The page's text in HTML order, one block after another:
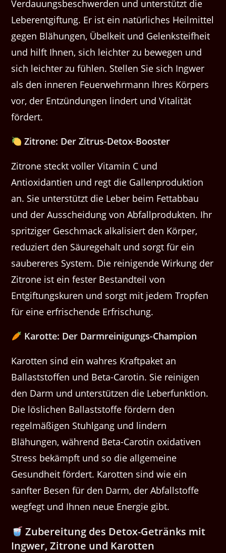
Verdauungsbeschwerden und unterstützt die
Leberentgiftung. Er ist ein natürliches Heilmittel
gegen Blähungen, Übelkeit und Gelenksteifheit
und hilft Ihnen, sich leichter zu bewegen und
sich leichter zu fühlen. Stellen Sie sich Ingwer
als den inneren Feuerwehrmann Ihres Körpers
vor, der Entzündungen lindert und Vitalität
fördert.
Zitrone: Der Zitrus-Detox-Booster
Zitrone steckt voller Vitamin C und
Antioxidantien und regt die Gallenproduktion
an. Sie unterstützt die Leber beim Fettabbau
und der Ausscheidung von Abfallprodukten. Ihr
spritziger Geschmack alkalisiert den Körper,
reduziert den Säuregehalt und sorgt für ein
saubereres System. Die reinigende Wirkung der
Zitrone ist ein fester Bestandteil von
Entgiftungskuren und sorgt mit jedem Tropfen
für eine erfrischende Erfrischung.
Karotte: Der Darmreinigungs-Champion
Karotten sind ein wahres Kraftpaket an
Ballaststoffen und Beta-Carotin. Sie reinigen
den Darm und unterstützen die Leberfunktion.
Die löslichen Ballaststoffe fördern den
regelmäßigen Stuhlgang und lindern
Blähungen, während Beta-Carotin oxidativen
Stress bekämpft und so die allgemeine
Gesundheit fördert. Karotten sind wie ein
sanfter Besen für den Darm, der Abfallstoffe
wegfegt und Ihnen neue Energie gibt.
Zubereitung des Detox-Getränks mit
Ingwer, Zitrone und Karotten